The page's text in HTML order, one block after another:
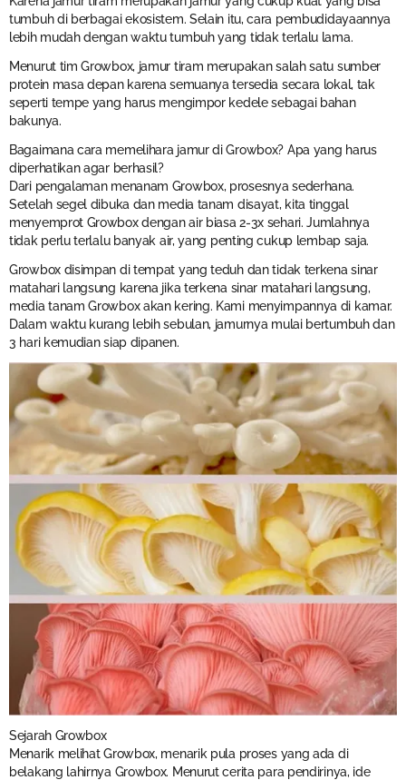
tumbuh di berbagai ekosistem. Selain itu, cara pembudidayaannya
lebih mudah dengan waktu tumbuh yang tidak terlalu lama.
Menurut tim Growbox, jamur tiram merupakan salah satu sumber
protein masa depan karena semuanya tersedia secara lokal, tak
seperti tempe yang harus mengimpor kedele sebagai bahan
bakunya.
Bagaimana cara memelihara jamur di Growbox? Apa yang harus
diperhatikan agar berhasil?
Dari pengalaman menanam Growbox, prosesnya sederhana.
Setelah segel dibuka dan media tanam disayat, kita tinggal
menyemprot Growbox dengan air biasa 2-3x sehari. Jumlahnya
tidak perlu terlalu banyak air, yang penting cukup lembap saja.
Growbox disimpan di tempat yang teduh dan tidak terkena sinar
matahari langsung karena jika terkena sinar matahari langsung,
media tanam Growbox akan kering. Kami menyimpannya di kamar.
Dalam waktu kurang lebih sebulan, jamurnya mulai bertumbuh dan
3 hari kemudian siap dipanen.
Sejarah Growbox
Menarik melihat Growbox, menarik pula proses yang ada di
belakang lahirnya Growbox. Menurut cerita para pendirinya, ide